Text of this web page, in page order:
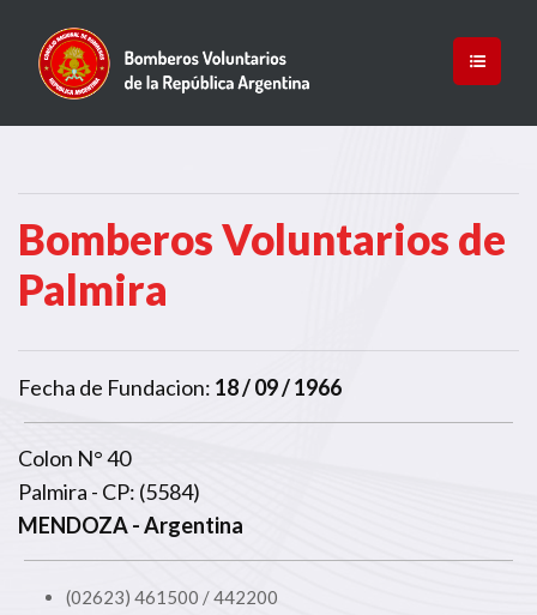
Bomberos Voluntarios de
Palmira
Fecha de Fundacion: 18 / 09 / 1966
Colon N° 40
Palmira - CP: (5584)
MENDOZA- Argentina
(02623) 461500 / 442200